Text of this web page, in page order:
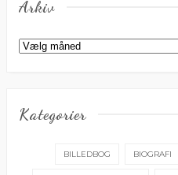
Arkiv
Arkiv
Kategorier
BILLEDBOG BIOGRAFI